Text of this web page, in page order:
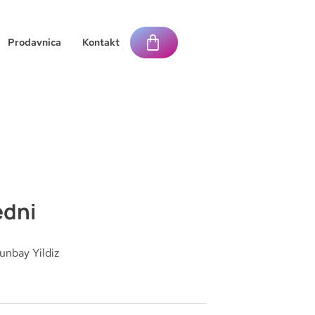
Prodavnica Kontakt
Yildiz